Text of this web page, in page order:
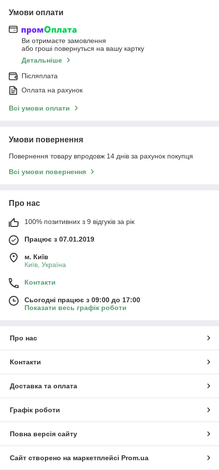
Умови оплати
Ви отримаєте замовлення
або гроші повернуться на вашу картку
Детальніше
Післяплата
Оплата на рахунок
Всі умови оплати
Умови повернення
Повернення товару впродовж 14 днів за рахунок покупця
Всі умови повернення
Про нас
100% позитивних з 9 відгуків за рік
Працює з 07.01.2019
м. Київ
Київ, Україна
Контакти
Сьогодні працює з 09:00 до 17:00
Показати весь графік роботи
Про нас
Контакти
Доставка та оплата
Графік роботи
Повна версія сайту
Сайт створено на маркетплейсі Prom.ua